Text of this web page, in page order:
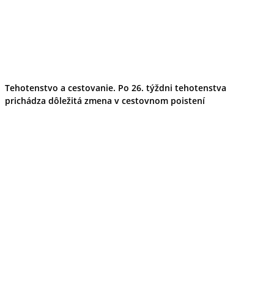
Tehotenstvo a cestovanie. Po 26. týždni tehotenstva
prichádza dôležitá zmena v cestovnom poistení